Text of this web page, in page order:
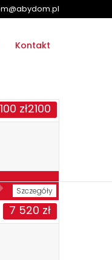
Kontakt
zł2100
Szczegóły
7 520 zł